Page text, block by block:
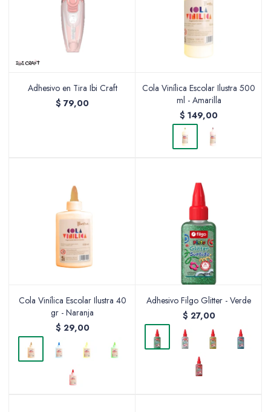
Adhesivo en Tira Ibi Craft
$ 79,00
Cola Vinílica Escolar Ilustra 500
ml - Amarilla
$ 149,00
Cola Vinílica Escolar Ilustra 40
gr - Naranja
$ 29,00
Adhesivo Filgo Glitter - Verde
$ 27,00
Accesorios de arte